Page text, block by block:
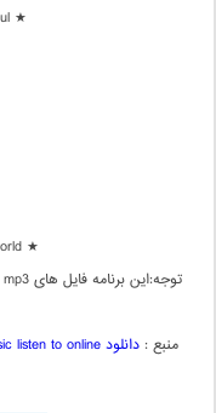
★ Rhythm and Blues / Soul
★ Music from around the world
منبع :